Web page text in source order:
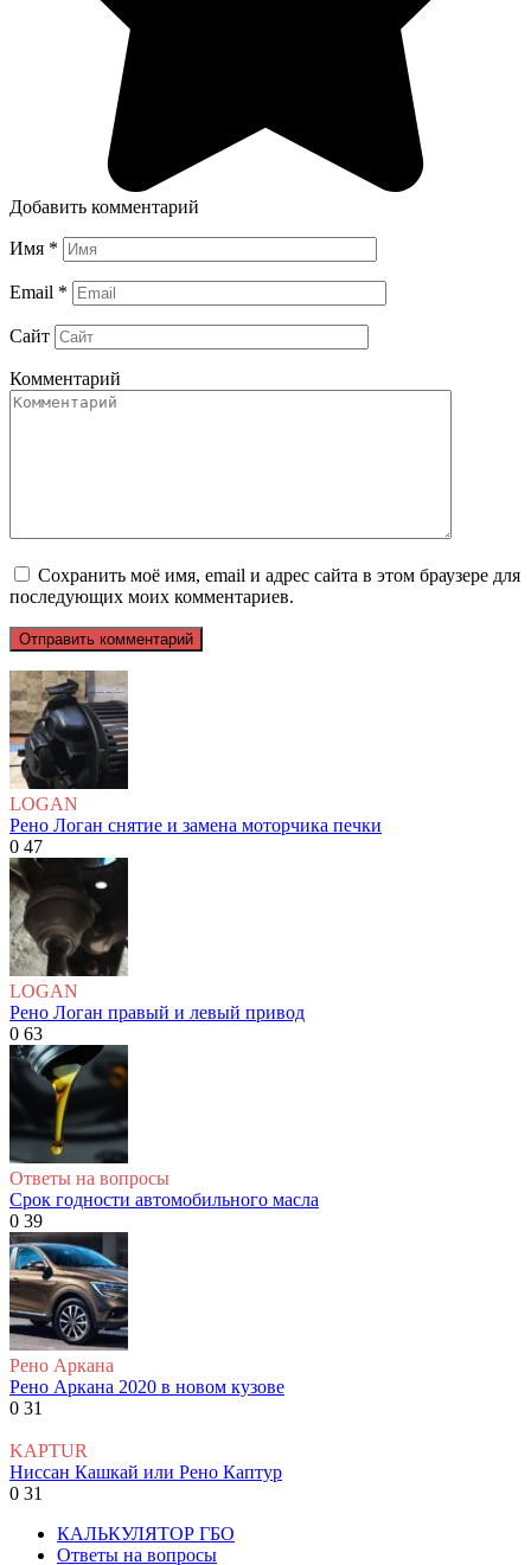
Добавить комментарий
Имя *
Email *
Сайт
Комментарий
Сохранить моё имя, email и адрес сайта в этом браузере для
последующих моих комментариев.
LOGAN
Рено Логан снятие и замена моторчика печки
0 47
LOGAN
Рено Логан правый и левый привод
0 63
Ответы на вопросы
Срок годности автомобильного масла
0 39
Рено Аркана
Рено Аркана 2020 в новом кузове
0 31
KAPTUR
Ниссан Кашкай или Рено Каптур
0 31
КАЛЬКУЛЯТОР ГБО
Ответы на вопросы